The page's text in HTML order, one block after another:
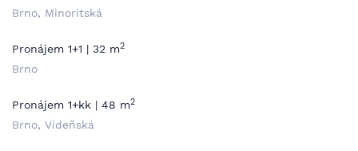
Brno, Minoritská
Pronájem 1+1 | 32 m2
Brno
Pronájem 1+kk | 48 m2
Brno, Vídeňská